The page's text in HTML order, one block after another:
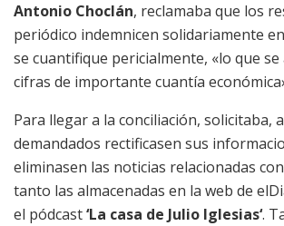
Antonio Choclán, reclamaba que los
periódico indemnicen solidariamente
se cuantifique pericialmente, «lo que
cifras de importante cuantía
Para llegar a la conciliación, solicitaba,
demandados rectificasen sus
eliminasen las noticias relacionadas
tanto las almacenadas en la web de
el pódcast‘La casa de Julio Iglesias‘.